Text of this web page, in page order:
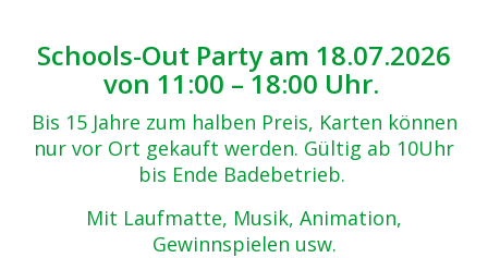
Schools-Out Party am 18.07.2026
von 11:00 – 18:00 Uhr.
Bis 15 Jahre zum halben Preis, Karten können
nur vor Ort gekauft werden. Gültig ab 10Uhr
bis Ende Badebetrieb.
Mit Laufmatte, Musik, Animation,
Gewinnspielen usw.